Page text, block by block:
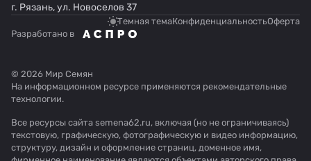
г. Рязань, ул. Новоселов 37
Темная темаКонфиденциальностьОферта
Разработано в
© 2026 Мир Семян
На информационном ресурсе применяются рекомендательные
технологии.
Все ресурсы сайта semena62.ru, включая (но не ограничиваясь)
текстовую, графическую, фотографическую и видео информацию,
структуру, дизайн и оформление страниц, доменное имя,